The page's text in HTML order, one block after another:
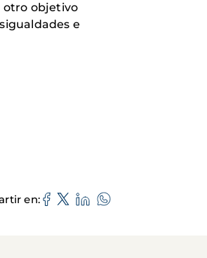
otro objetivo
e
en